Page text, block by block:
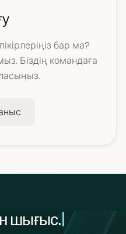
бар ма?
Біздің командаға
шығыс.